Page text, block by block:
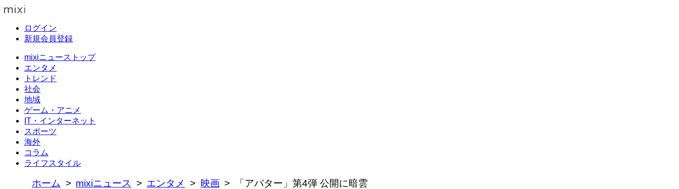
ログイン
新規会員登録
mixiニューストップ
エンタメ
トレンド
社会
地域
ゲーム・アニメ
IT・インターネット
スポーツ
海外
コラム
ライフスタイル
ホーム mixiニュース エンタメ 映画 「アバター」第4弾 公開に暗雲